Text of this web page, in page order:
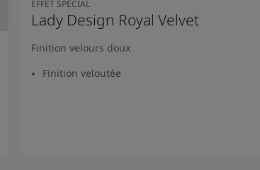
EFFET SPÉCIAL
Lady Design Royal Velvet
Finition velours doux
Finition veloutée